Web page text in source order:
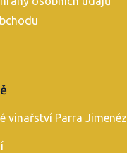
vinařství Parra Jimenéz